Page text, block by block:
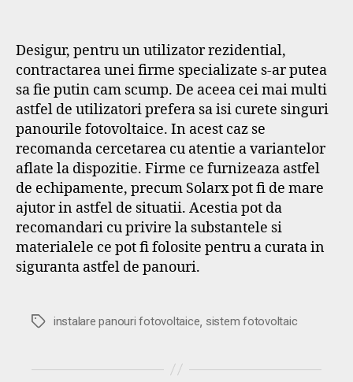
Desigur, pentru un utilizator rezidential,
contractarea unei firme specializate s-ar putea
sa fie putin cam scump. De aceea cei mai multi
astfel de utilizatori prefera sa isi curete singuri
panourile fotovoltaice. In acest caz se
recomanda cercetarea cu atentie a variantelor
aflate la dispozitie. Firme ce furnizeaza astfel
de echipamente, precum Solarx pot fi de mare
ajutor in astfel de situatii. Acestia pot da
recomandari cu privire la substantele si
materialele ce pot fi folosite pentru a curata in
siguranta astfel de panouri.
Eticheteinstalare panouri fotovoltaice sistem fotovoltaic